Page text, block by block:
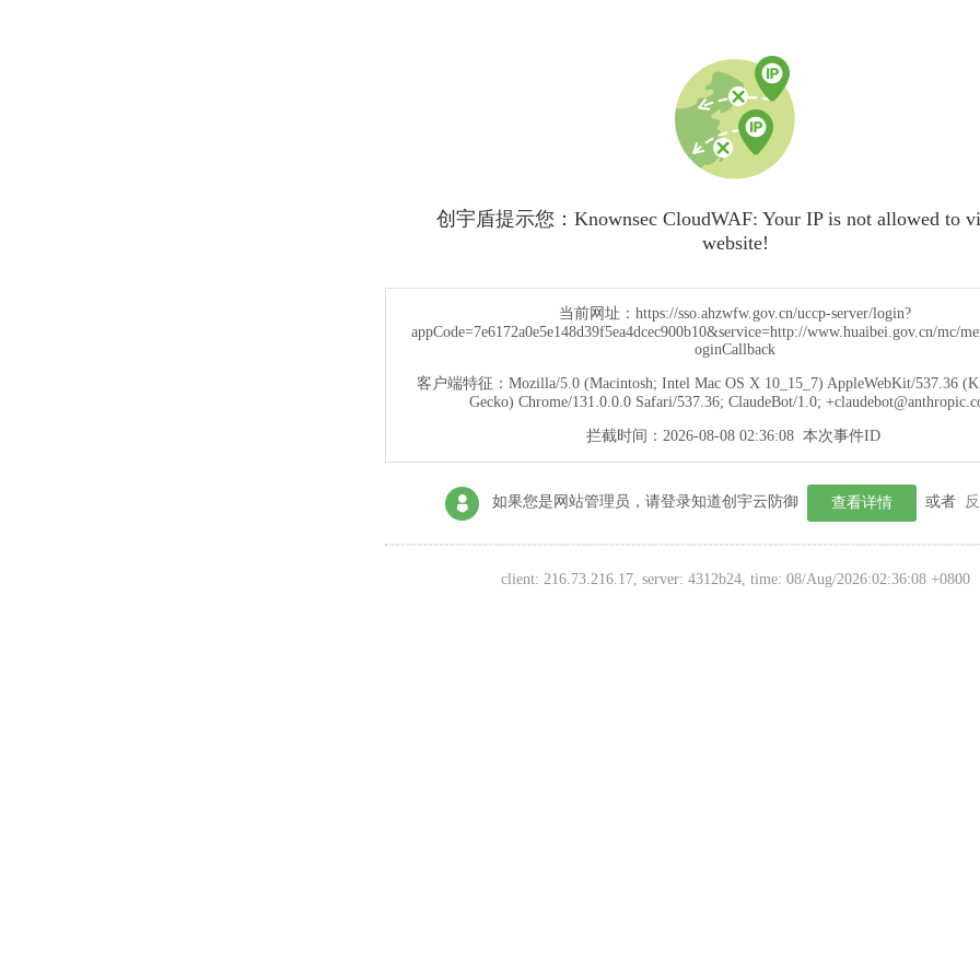
创宇盾提示您：Knownsec CloudWAF: Your IP is not allowed to
website!
当前网址： https://sso.ahzwfw.gov.cn/uccp-server/login?
appCode=7e6172a0e5e148d39f5ea4dcec900b10&service=http://www.huaibei.gov.cn/mc/
oginCallback
客户端特征： Mozilla/5.0 (Macintosh; Intel Mac OS X 10_15_7) AppleWebKit/537.36
Gecko) Chrome/131.0.0.0 Safari/537.36; ClaudeBot/1.0;
拦截时间： 2026-08-08 02:36:08本次事件ID
如果您是网站管理员，请登录知道创宇云防御 查看详情 或者
client: 216.73.216.17, server: 4312b24, time: 08/Aug/2026:02:36:08 +0800